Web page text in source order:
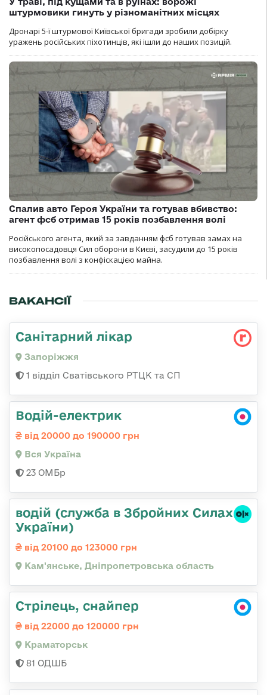
штурмовики гинуть у різноманітних місцях
Дронарі 5-ї штурмової Київської бригади зробили добірку
уражень російських піхотинців, які ішли до наших позицій.
Спалив авто Героя України та готував вбивство:
агент фсб отримав 15 років позбавлення волі
Російського агента, який за завданням фсб готував замах на
високопосадовця Сил оборони в Києві, засудили до 15 років
позбавлення волі з конфіскацією майна.
ВАКАНСІЇ
Санітарний лікар
Запоріжжя
1 відділ Сватівського РТЦК та СП
Водій-електрик
від 20000 до 190000 грн
Вся Україна
23 ОМБр
водій (служба в Збройних Силах
України)
від 20100 до 123000 грн
Кам'янське, Дніпропетровська область
Стрілець, снайпер
від 22000 до 120000 грн
Краматорськ
81 ОДШБ